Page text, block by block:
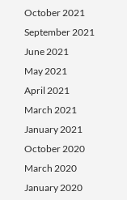
October 2021
September 2021
June 2021
May 2021
April 2021
March 2021
January 2021
October 2020
March 2020
January 2020